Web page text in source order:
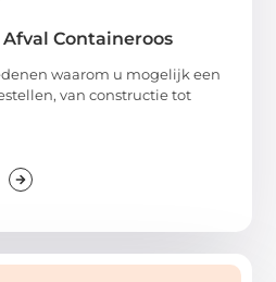
Containeroos
waarom u mogelijk een
van constructie tot